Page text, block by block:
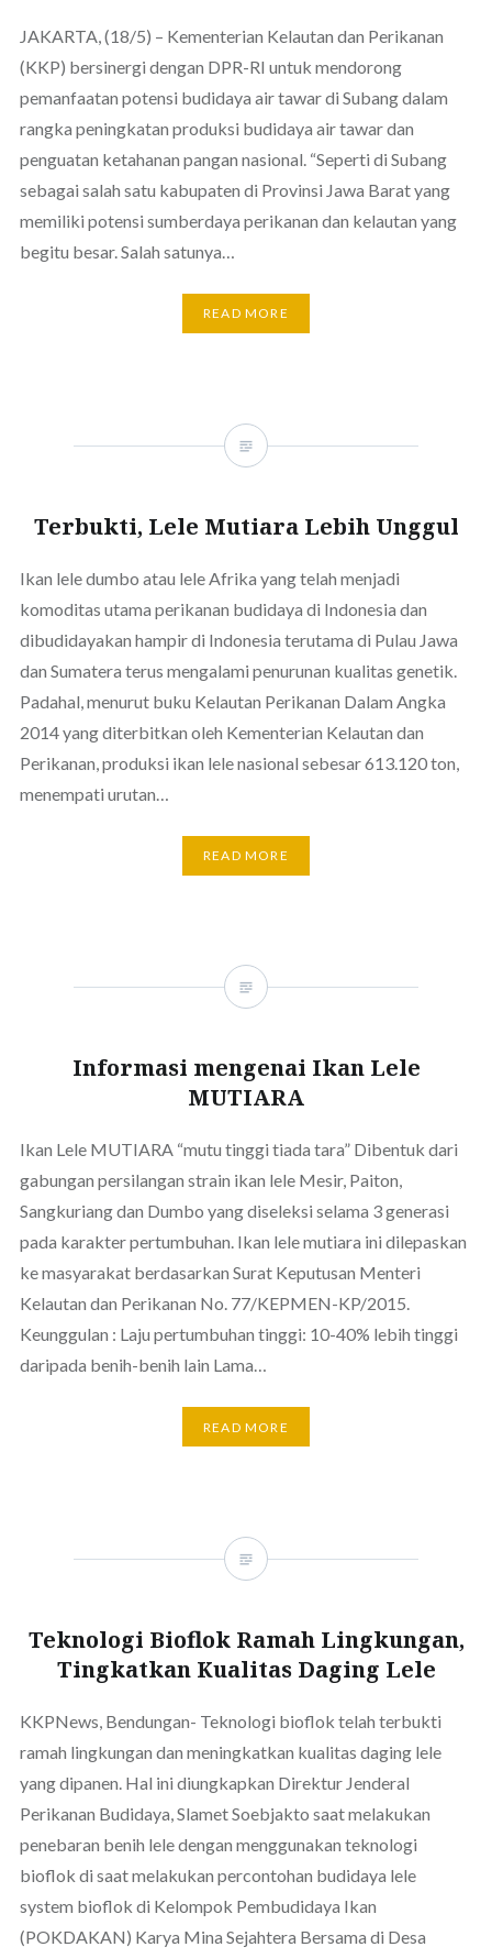
JAKARTA, (18/5) – Kementerian Kelautan dan Perikanan
(KKP) bersinergi dengan DPR-RI untuk mendorong
pemanfaatan potensi budidaya air tawar di Subang dalam
rangka peningkatan produksi budidaya air tawar dan
penguatan ketahanan pangan nasional. “Seperti di Subang
sebagai salah satu kabupaten di Provinsi Jawa Barat yang
memiliki potensi sumberdaya perikanan dan kelautan yang
begitu besar. Salah satunya…
READ MORE
Terbukti, Lele Mutiara Lebih Unggul
Ikan lele dumbo atau lele Afrika yang telah menjadi
komoditas utama perikanan budidaya di Indonesia dan
dibudidayakan hampir di Indonesia terutama di Pulau Jawa
dan Sumatera terus mengalami penurunan kualitas genetik.
Padahal, menurut buku Kelautan Perikanan Dalam Angka
2014 yang diterbitkan oleh Kementerian Kelautan dan
Perikanan, produksi ikan lele nasional sebesar 613.120 ton,
men­empati urutan…
READ MORE
Informasi mengenai Ikan Lele
MUTIARA
Ikan Lele MUTIARA “mutu tinggi tiada tara” Dibentuk dari
gabungan persilangan strain ikan lele Mesir, Paiton,
Sangkuriang dan Dumbo yang diseleksi selama 3 generasi
pada karakter pertumbuhan. Ikan lele mutiara ini dilepaskan
ke masyarakat berdasarkan Surat Keputusan Menteri
Kelautan dan Perikanan No. 77/KEPMEN-KP/2015.
Keunggulan : Laju pertumbuhan tinggi: 10-40% lebih tinggi
daripada benih-benih lain Lama…
READ MORE
Teknologi Bioflok Ramah Lingkungan,
Tingkatkan Kualitas Daging Lele
KKPNews, Bendungan- Teknologi bioflok telah terbukti
ramah lingkungan dan meningkatkan kualitas daging lele
yang dipanen. Hal ini diungkapkan Direktur Jenderal
Perikanan Budidaya, Slamet Soebjakto saat melakukan
penebaran benih lele dengan menggunakan teknologi
bioflok di saat melakukan percontohan budidaya lele
system bioflok di Kelompok Pembudidaya Ikan
(POKDAKAN) Karya Mina Sejahtera Bersama di Desa